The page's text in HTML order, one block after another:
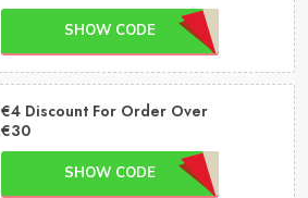
SHOW CODE
€4 Discount For Order Over
€30
SHOW CODE